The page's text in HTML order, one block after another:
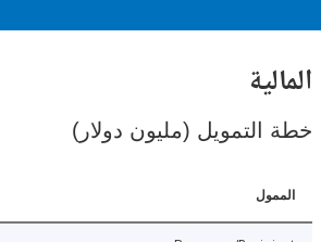
(مليون دولار)